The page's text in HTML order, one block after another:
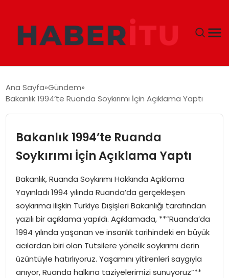
EKONOMI
SIYASET
TEKNOLOJI
EĞITIM
MAGAZIN
SPOR
Ana Sayfa Gündem
Bakanlık 1994’te Ruanda Soykırımı İçin Açıklama Yaptı
Bakanlık 1994’te Ruanda
Soykırımı İçin Açıklama Yaptı
Bakanlık, Ruanda Soykırımı Hakkında Açıklama
Yayınladı 1994 yılında Ruanda’da gerçekleşen
soykırıma ilişkin Türkiye Dışişleri Bakanlığı tarafından
yazılı bir açıklama yapıldı. Açıklamada, **”Ruanda’da
1994 yılında yaşanan ve insanlık tarihindeki en büyük
acılardan biri olan Tutsilere yönelik soykırımı derin
üzüntüyle hatırlıyoruz. Yaşamını yitirenleri saygıyla
anıyor, Ruanda halkına taziyelerimizi sunuyoruz”**